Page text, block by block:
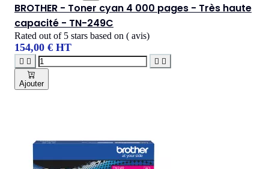
BROTHER - Toner cyan 4 000 pages - Très haute
capacité - TN-249C
Rated out of 5 stars based on ( avis)
154,00 € HT
   
Ajouter